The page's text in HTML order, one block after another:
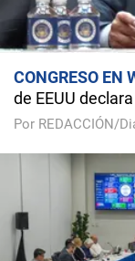
CONGRESO EN
de EEUU
Por REDACCIÓN/